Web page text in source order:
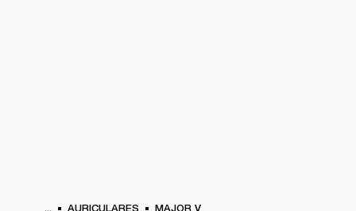
... AURICULARES MAJOR V